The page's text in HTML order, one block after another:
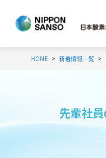
HOME 新着情報一覧
先輩社